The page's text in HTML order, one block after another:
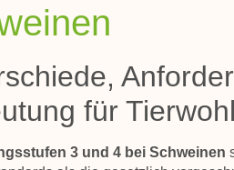
für
3 und 4 bei Schweinen